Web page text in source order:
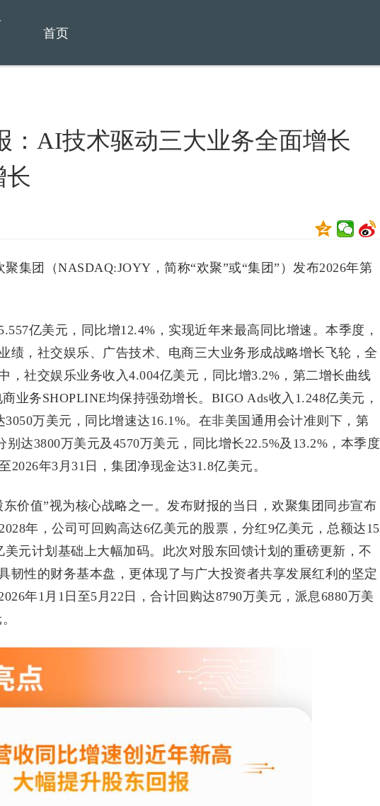
首页
：AI技术驱动三大业务全面增长
长
团（NASDAQ:JOYY，简称“欢聚”或“集团”）发布2026年第
亿美元，同比增12.4%，实现近年来最高同比增速。本季度，
绩，社交娱乐、广告技术、电商三大业务形成战略增长飞轮，全
，社交娱乐业务收入4.004亿美元，同比增3.2%，第二增长曲线
务SHOPLINE均保持强劲增长。BIGO Ads收入1.248亿美元，
3050万美元，同比增速达16.1%。在非美国通用会计准则下，第
达3800万美元及4570万美元，同比增长22.5%及13.2%，本季度
2026年3月31日，集团净现金达31.8亿美元。
值”视为核心战略之一。发布财报的当日，欢聚集团同步宣布
年，公司可回购高达6亿美元的股票，分红9亿美元，总额达15
元计划基础上大幅加码。此次对股东回馈计划的重磅更新，不
韧性的财务基本盘，更体现了与广大投资者共享发展红利的坚定
年1月1日至5月22日，合计回购达8790万美元，派息6880万美